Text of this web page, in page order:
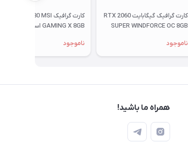
کارت گرافیک گیگابایت RTX 2060
SUPER WINDFORCE OC 8GB
ناموجود
کارت گرافیک RX 580 MSI
GAMING X 8GB استوک + یک
ناموجود
همراه ما باشید!